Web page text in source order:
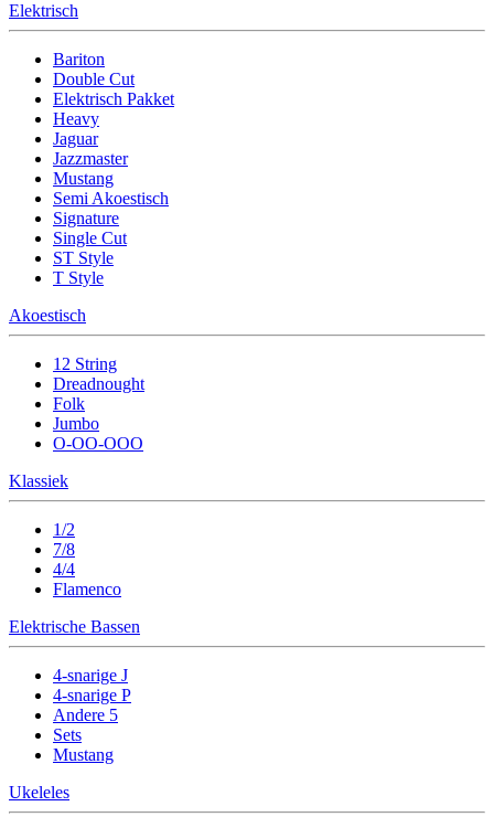
Elektrisch
Bariton
Double Cut
Elektrisch Pakket
Heavy
Jaguar
Jazzmaster
Mustang
Semi Akoestisch
Signature
Single Cut
ST Style
T Style
Akoestisch
12 String
Dreadnought
Folk
Jumbo
O-OO-OOO
Klassiek
1/2
7/8
4/4
Flamenco
Elektrische Bassen
4-snarige J
4-snarige P
Andere 5
Sets
Mustang
Ukeleles